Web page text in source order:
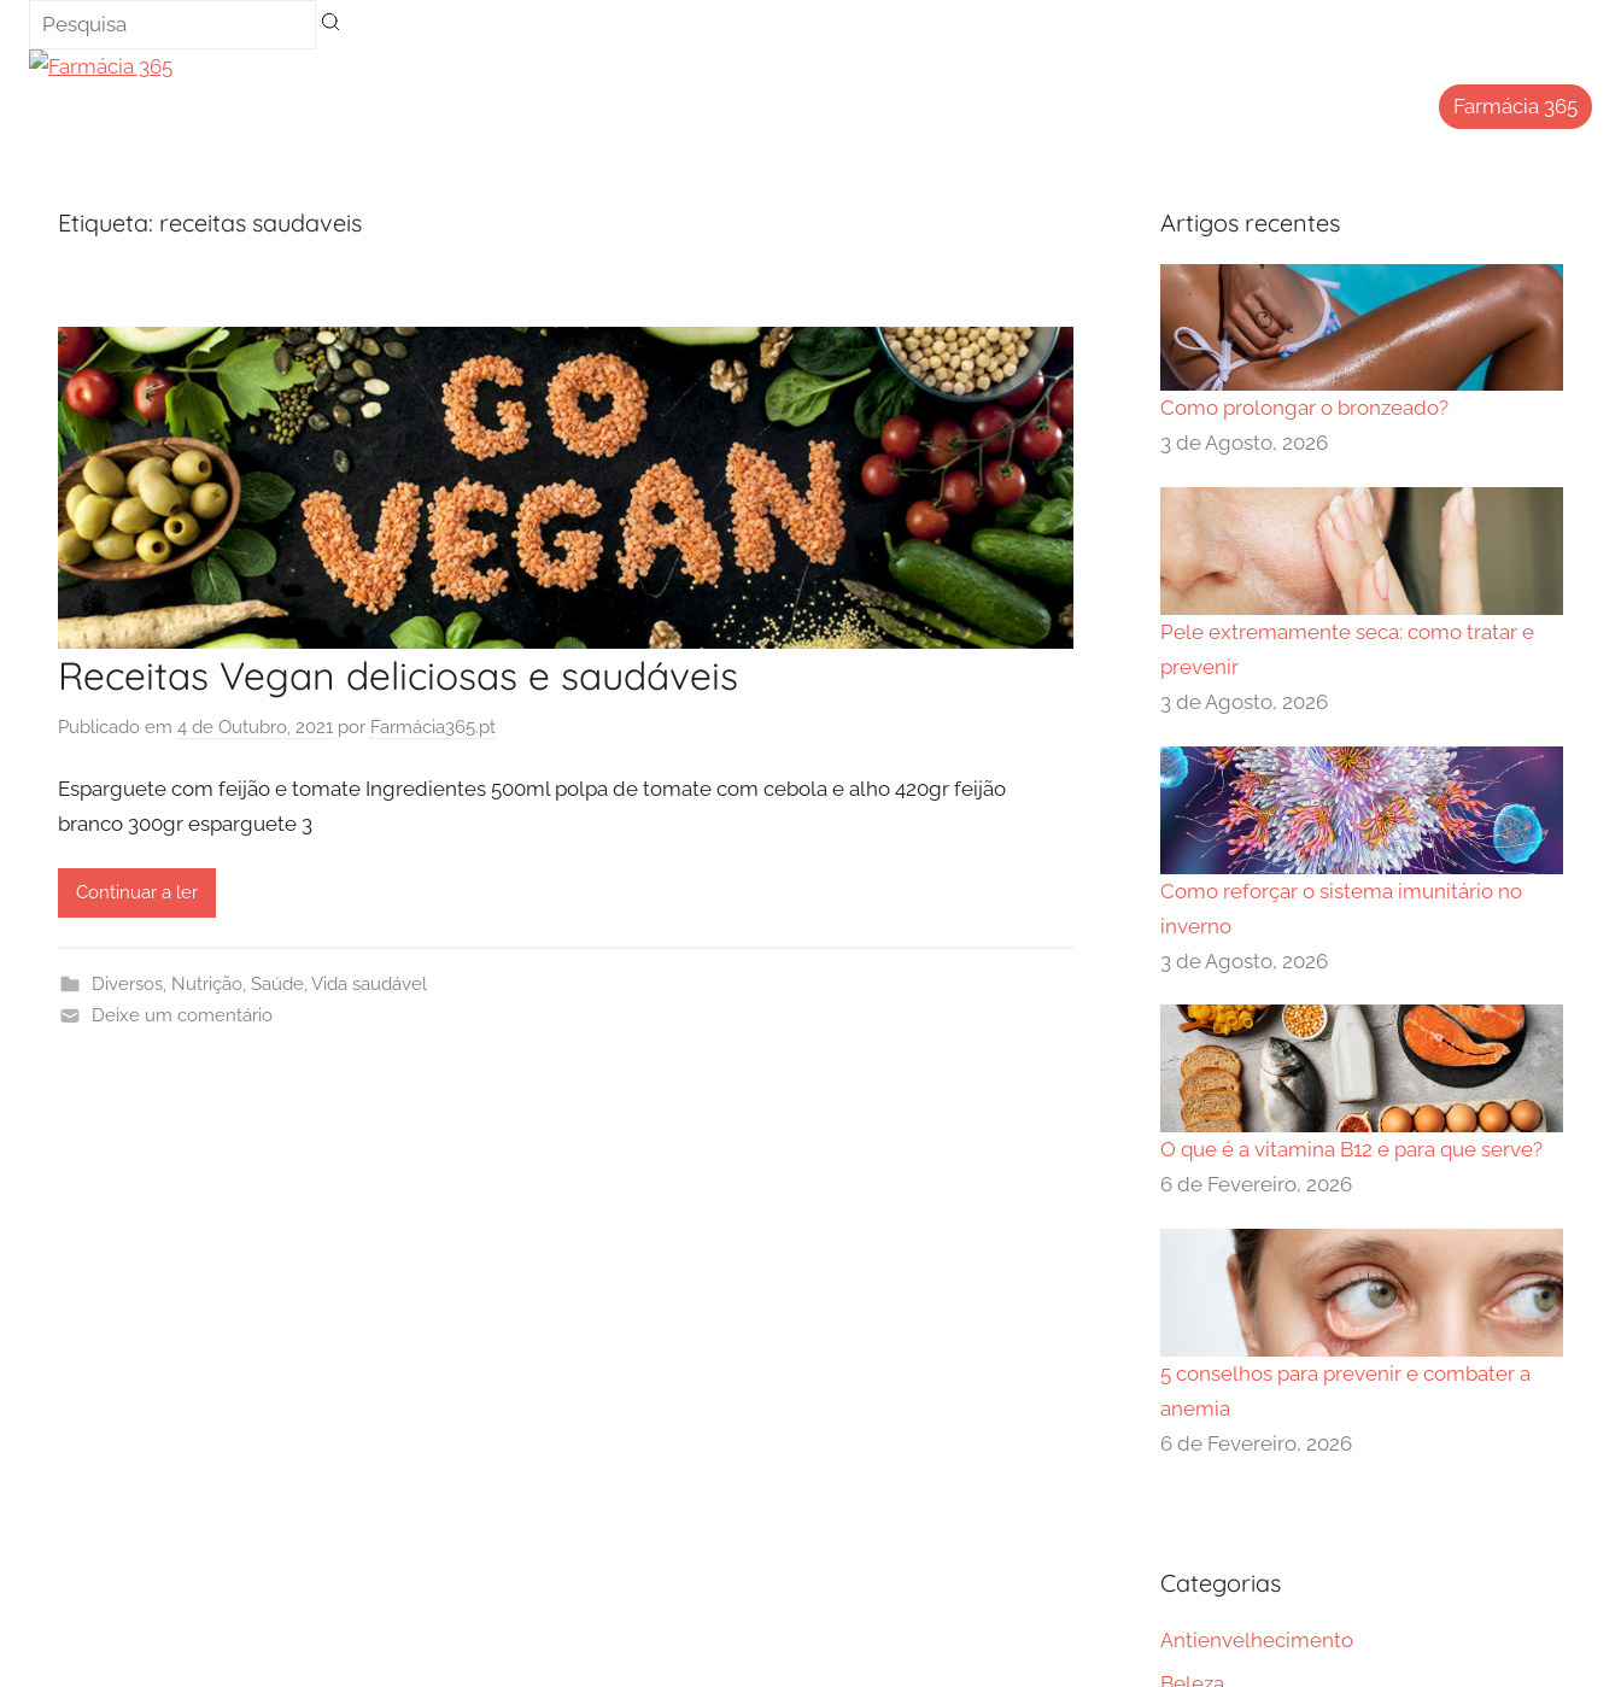
Saltar
para
Farmácia 365
Etiqueta: receitas saudaveis
Receitas Vegan deliciosas e saudáveis
Publicado em 4 de Outubro, 2021 por Farmácia365.pt
Esparguete com feijão e tomate Ingredientes 500ml polpa de tomate com cebola e alho 420gr feijão
branco 300gr esparguete 3
Continuar a ler
Diversos, Nutrição, Saúde,Vida saudável
Deixe um comentário
Artigos recentes
Como prolongar o bronzeado?
3 de Agosto, 2026
Pele extremamente seca: como tratar e
prevenir
3 de Agosto, 2026
Como reforçar o sistema imunitário no
inverno
3 de Agosto, 2026
O que é a vitamina B12 e para que serve?
6 de Fevereiro, 2026
5 conselhos para prevenir e combater a
anemia
6 de Fevereiro, 2026
Categorias
Antienvelhecimento